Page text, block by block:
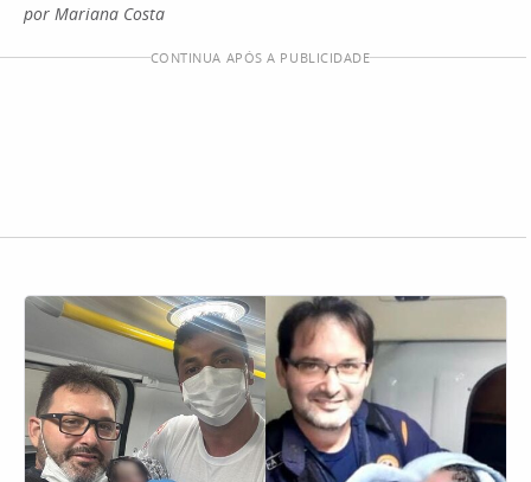
por Mariana Costa
CONTINUA APÓS A PUBLICIDADE